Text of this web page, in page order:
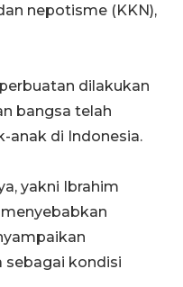
nepotisme (KKN),
dilakukan
bangsa telah
anak di Indonesia.
yakni Ibrahim
menyebabkan
sebagai kondisi